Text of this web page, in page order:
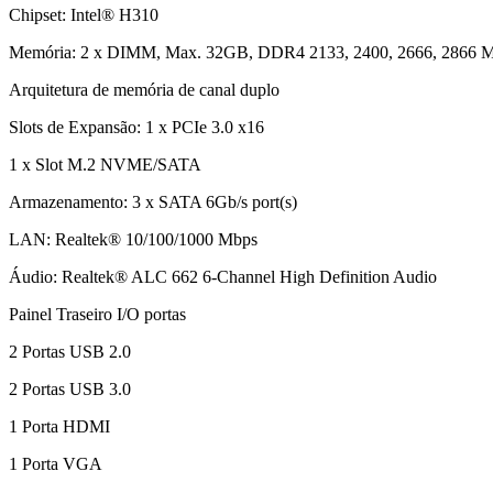
Chipset: Intel® H310
Memória: 2 x DIMM, Max. 32GB, DDR4 2133, 2400, 2666, 2866
Arquitetura de memória de canal duplo
Slots de Expansão: 1 x PCIe 3.0 x16
1 x Slot M.2 NVME/SATA
Armazenamento: 3 x SATA 6Gb/s port(s)
LAN: Realtek® 10/100/1000 Mbps
Áudio: Realtek® ALC 662 6-Channel High Definition Audio
Painel Traseiro I/O portas
2 Portas USB 2.0
2 Portas USB 3.0
1 Porta HDMI
1 Porta VGA